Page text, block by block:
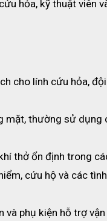
ổn định trong 45 phút.
đảm bảo tầm nhìn
hỏa, kỹ thuật
cho lính cứu hỏa,
mặt, thường sử
thở ổn định trong
cứu hộ và các
và phụ kiện hỗ trợ